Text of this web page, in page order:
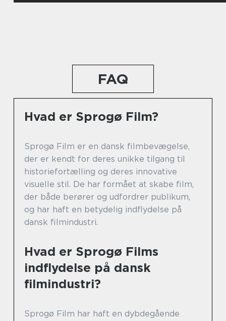
FAQ
Hvad er Sprogø Film?
Sprogø Film er en dansk filmbevægelse,
der er kendt for deres unikke tilgang til
historiefortælling og deres innovative
visuelle stil. De har formået at skabe film,
der både berører og udfordrer publikum,
og har haft en betydelig indflydelse på
dansk filmindustri.
Hvad er Sprogø Films
indflydelse på dansk
filmindustri?
Sprogø Film har haft en dybdegående